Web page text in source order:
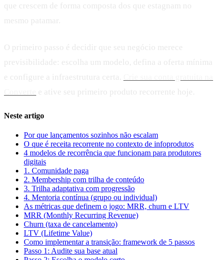
que crescem de forma composta dos que estagnam no
mesmo patamar.
O primeiro passo é decidir que seu negócio merece
previsibilidade: escolha um modelo, defina a oferta mínima
e configure a infraestrutura certa.
e ative seu primeiro produto recorrente hoje.
Neste artigo
Por que lançamentos sozinhos não escalam
O que é receita recorrente no contexto de infoprodutos
4 modelos de recorrência que funcionam para produtores
digitais
1. Comunidade paga
2. Membership com trilha de conteúdo
3. Trilha adaptativa com progressão
4. Mentoria contínua (grupo ou individual)
As métricas que definem o jogo: MRR, churn e LTV
MRR (Monthly Recurring Revenue)
Churn (taxa de cancelamento)
LTV (Lifetime Value)
Como implementar a transição: framework de 5 passos
Passo 1: Audite sua base atual